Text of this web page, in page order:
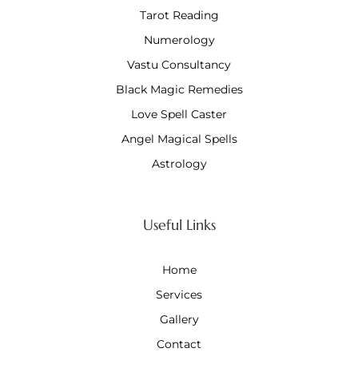
Tarot Reading
Numerology
Vastu Consultancy
Black Magic Remedies
Love Spell Caster
Angel Magical Spells
Astrology
Useful Links
Home
Services
Gallery
Contact